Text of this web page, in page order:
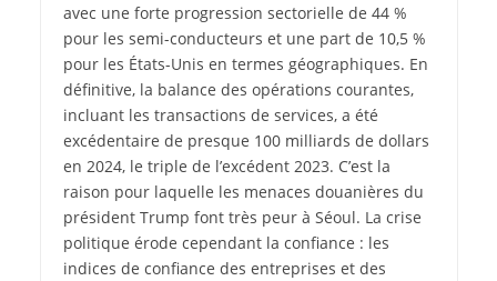
avec une forte progression sectorielle de 44 %
pour les semi-conducteurs et une part de 10,5 %
pour les États-Unis en termes géographiques. En
définitive, la balance des opérations courantes,
incluant les transactions de services, a été
excédentaire de presque 100 milliards de dollars
en 2024, le triple de l’excédent 2023. C’est la
raison pour laquelle les menaces douanières du
président Trump font très peur à Séoul. La crise
politique érode cependant la confiance : les
indices de confiance des entreprises et des